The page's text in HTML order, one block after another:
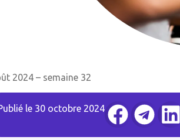
2024 – semaine 32
le 30 octobre 2024